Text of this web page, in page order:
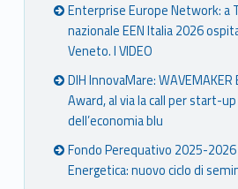
Enterprise Europe Network: a
nazionale EEN Italia 2026
Veneto. I VIDEO
DIH InnovaMare:
Award, al via la call per start-
dell’economia blu
Fondo Perequativo 2025-
Energetica: nuovo ciclo di